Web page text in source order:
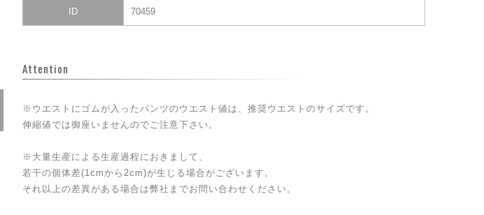
ID 70459
Attention
※ウエストにゴムが入ったパンツのウエスト値は、推奨ウエストのサイズです。
伸縮値では御座いませんのでご注意下さい。
※大量生産による生産過程におきまして、
若干の個体差(1cmから2cm)が生じる場合がございます。
それ以上の差異がある場合は弊社までお問い合わせください。